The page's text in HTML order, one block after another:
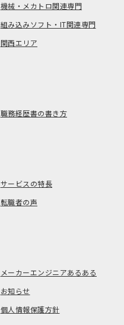
機械・メカトロ関連専門
組み込みソフト・IT関連専門
関西エリア
職務経歴書の書き方
サービスの特長
転職者の声
メーカーエンジニアあるある
お知らせ
個人情報保護方針